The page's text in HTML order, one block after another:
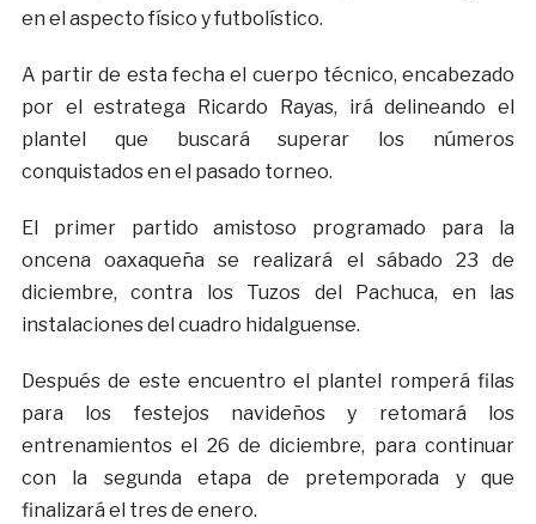
en el aspecto físico y futbolístico.
A partir de esta fecha el cuerpo técnico, encabezado
por el estratega Ricardo Rayas, irá delineando el
plantel que buscará superar los números
conquistados en el pasado torneo.
El primer partido amistoso programado para la
oncena oaxaqueña se realizará el sábado 23 de
diciembre, contra los Tuzos del Pachuca, en las
instalaciones del cuadro hidalguense.
Después de este encuentro el plantel romperá filas
para los festejos navideños y retomará los
entrenamientos el 26 de diciembre, para continuar
con la segunda etapa de pretemporada y que
finalizará el tres de enero.